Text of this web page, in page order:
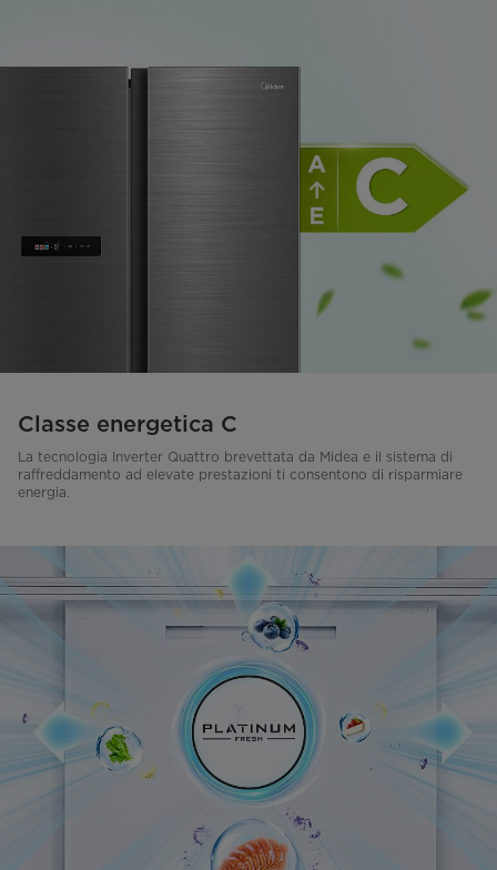
Classe energetica C
La tecnologia Inverter Quattro brevettata da Midea e il sistema di
raffreddamento ad elevate prestazioni ti consentono di risparmiare
energia.